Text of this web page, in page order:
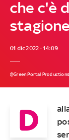
che c'è
01 dic 2022 - 14:09
@Green Portal Productions
D